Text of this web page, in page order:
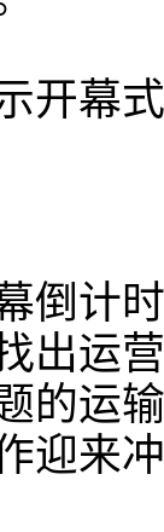
开幕
倒计
出运
的运
迎来